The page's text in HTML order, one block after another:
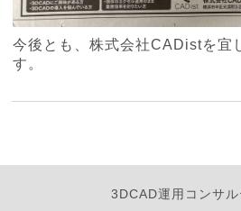
今後とも、株式会社CADistを宜
す。
3DCAD運用コンサ